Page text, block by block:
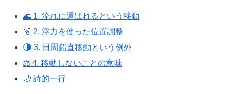
🌊 1. 流れに運ばれるという移動
🫧 2. 浮力を使った位置調整
🌗 3. 日周鉛直移動という例外
⚖️ 4. 移動しないことの意味
🌙 詩的一行